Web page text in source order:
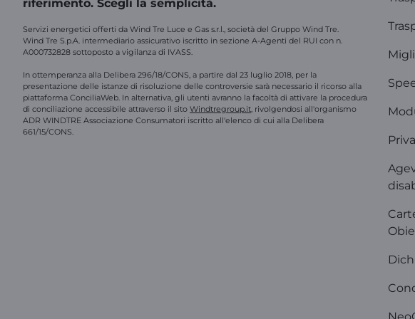
riferimento. Scegli la semplicità.
Servizi energetici offerti da Wind Tre Luce e Gas s.r.l., società del Gruppo Wind Tre.
Wind Tre S.p.A. intermediario assicurativo iscritto in sezione A-Agenti del RUI con n.
A000732828 sottoposto a vigilanza di IVASS.
In ottemperanza alla Delibera 296/18/CONS, a partire dal 23 luglio 2018, per la
presentazione delle istanze di risoluzione delle controversie sarà necessario il ricorso alla
piattaforma ConciliaWeb. In alternativa, gli utenti avranno la facoltà di attivare la procedura
di conciliazione accessibile attraverso il sito Windtregroup.it, rivolgendosi all'organismo
ADR WINDTRE Associazione Consumatori iscritto all'elenco di cui alla Delibera
661/15/CONS.